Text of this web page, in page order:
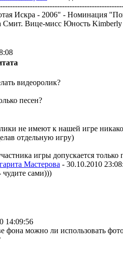
Искра - 2006" - Номинация
Смит. Вице-мисс Юность Kimberly
видеоролик?
песен?
не имеют к нашей игре
отдельную игру)
игры допускается только
Мастерова - 30.10.2010
сами)))
14:09:56
фона можно ли использовать